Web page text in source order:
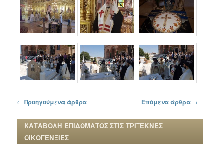
Πλοήγηση στα άρθρα
← Προηγούμενα άρθρα Επόμενα άρθρα →
ΚΑΤΑΒΟΛΗ ΕΠΙΔΟΜΑΤΟΣ ΣΤΙΣ ΤΡΙΤΕΚΝΕΣ
ΟΙΚΟΓΕΝΕΙΕΣ